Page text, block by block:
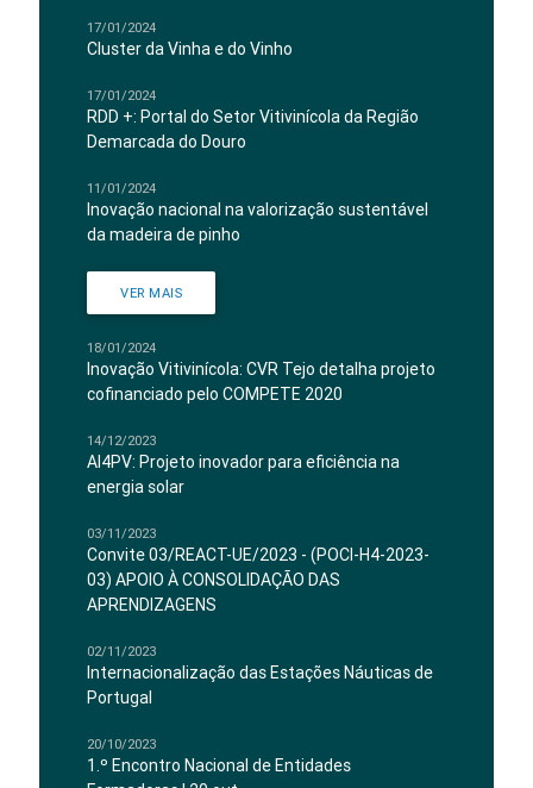
17/01/2024
Cluster da Vinha e do Vinho
17/01/2024
RDD +: Portal do Setor Vitivinícola da Região
Demarcada do Douro
11/01/2024
Inovação nacional na valorização sustentável
da madeira de pinho
VER MAIS
18/01/2024
Inovação Vitivinícola: CVR Tejo detalha projeto
cofinanciado pelo COMPETE 2020
14/12/2023
AI4PV: Projeto inovador para eficiência na
energia solar
03/11/2023
Convite 03/REACT-UE/2023 - (POCI-H4-2023-
03) APOIO À CONSOLIDAÇÃO DAS
APRENDIZAGENS
02/11/2023
Internacionalização das Estações Náuticas de
Portugal
20/10/2023
1.º Encontro Nacional de Entidades